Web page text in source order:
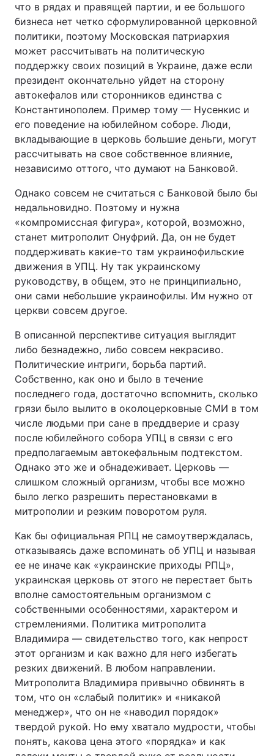
что в рядах и правящей партии, и ее большого
бизнеса нет четко сформулированной церковной
политики, поэтому Московская патриархия
может рассчитывать на политическую
поддержку своих позиций в Украине, даже если
президент окончательно уйдет на сторону
автокефалов или сторонников единства с
Константинополем. Пример тому — Нусенкис и
его поведение на юбилейном соборе. Люди,
вкладывающие в церковь большие деньги, могут
рассчитывать на свое собственное влияние,
независимо оттого, что думают на Банковой.
Однако совсем не считаться с Банковой было бы
недальновидно. Поэтому и нужна
«компромиссная фигура», которой, возможно,
станет митрополит Онуфрий. Да, он не будет
поддерживать какие-то там украинофильские
движения в УПЦ. Ну так украинскому
руководству, в общем, это не принципиально,
они сами небольшие украинофилы. Им нужно от
церкви совсем другое.
В описанной перспективе ситуация выглядит
либо безнадежно, либо совсем некрасиво.
Политические интриги, борьба партий.
Собственно, как оно и было в течение
последнего года, достаточно вспомнить, сколько
грязи было вылито в околоцерковные СМИ в том
числе людьми при сане в преддверие и сразу
после юбилейного собора УПЦ в связи с его
предполагаемым автокефальным подтекстом.
Однако это же и обнадеживает. Церковь —
слишком сложный организм, чтобы все можно
было легко разрешить перестановками в
митрополии и резким поворотом руля.
Как бы официальная РПЦ не самоутверждалась,
отказываясь даже вспоминать об УПЦ и называя
ее не иначе как «украинские приходы РПЦ»,
украинская церковь от этого не перестает быть
вполне самостоятельным организмом с
собственными особенностями, характером и
стремлениями. Политика митрополита
Владимира — свидетельство того, как непрост
этот организм и как важно для него избегать
резких движений. В любом направлении.
Митрополита Владимира привычно обвинять в
том, что он «слабый политик» и «никакой
менеджер», что он не «наводил порядок»
твердой рукой. Но ему хватало мудрости, чтобы
понять, какова цена этого «порядка» и как